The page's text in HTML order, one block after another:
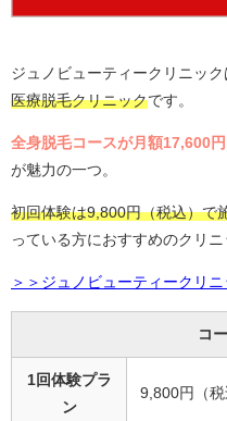
ジュノビューティークリニック
医療脱毛クリニックです。
全身脱毛コースが月額17,600円
が魅力の一つ。
初回体験は9,800円（税込）で
っている方におすすめのクリニ
＞＞ジュノビューティークリ
コ
1回体験プラ
ン
9,800円（税